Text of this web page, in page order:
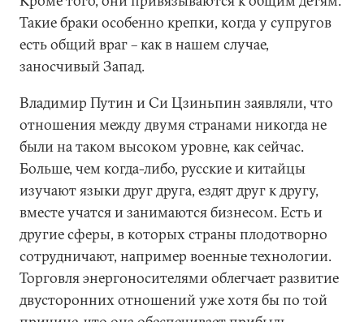
Такие браки особенно крепки, когда у супругов
есть общий враг – как в нашем случае,
заносчивый Запад.
Владимир Путин и Си Цзиньпин заявляли, что
отношения между двумя странами никогда не
были на таком высоком уровне, как сейчас.
Больше, чем когда-либо, русские и китайцы
изучают языки друг друга, ездят друг к другу,
вместе учатся и занимаются бизнесом. Есть и
другие сферы, в которых страны плодотворно
сотрудничают, например военные технологии.
Торговля энергоносителями облегчает развитие
двусторонних отношений уже хотя бы по той